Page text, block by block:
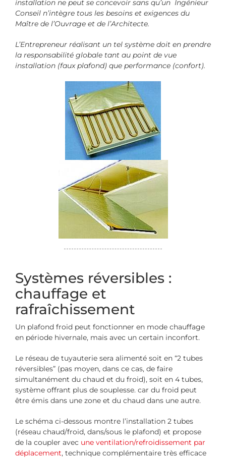
installation ne peut se concevoir sans qu’un Ingénieur
Conseil n’intègre tous les besoins et exigences du
Maître de l’Ouvrage et de l’Architecte.
L’Entrepreneur réalisant un tel système doit en prendre
la responsabilité globale tant au point de vue
installation (faux plafond) que performance (confort).
Systèmes réversibles :
chauffage et
rafraîchissement
Un plafond froid peut fonctionner en mode chauffage
en période hivernale, mais avec un certain inconfort.
Le réseau de tuyauterie sera alimenté soit en “2 tubes
réversibles” (pas moyen, dans ce cas, de faire
simultanément du chaud et du froid), soit en 4 tubes,
système offrant plus de souplesse. car du froid peut
être émis dans une zone et du chaud dans une autre.
Le schéma ci-dessous montre l’installation 2 tubes
(réseau chaud/froid, dans/sous le plafond) et propose
de la coupler avec une ventilation/refroidissement par
déplacement, technique complémentaire très efficace